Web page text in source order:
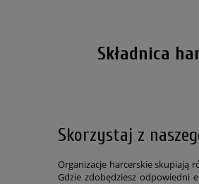
Składnica
Skorzystaj z
Organizacje harcerskie skupiają
Gdzie zdobędziesz odpowiedni